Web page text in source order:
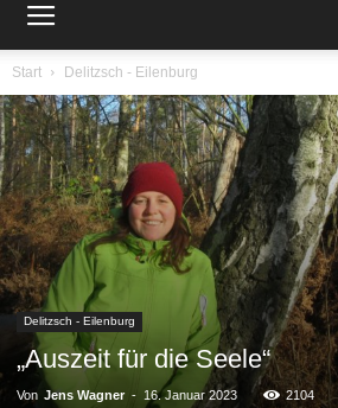
Start Delitzsch - Eilenburg
Delitzsch - Eilenburg
„Auszeit für die Seele“
Von Jens Wagner - 16. Januar 2023 2104